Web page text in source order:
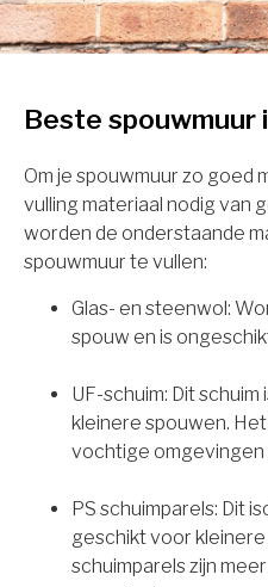
Beste spouwmuur
Om je spouwmuur zo goed
vulling materiaal nodig van
worden de onderstaande
spouwmuur te vullen:
Glas- en steenwol:
spouw en is
UF-schuim: Dit
kleinere spouwen.
vochtige
PS schuimparels: Dit
geschikt voor kleinere
schuimparels zijn